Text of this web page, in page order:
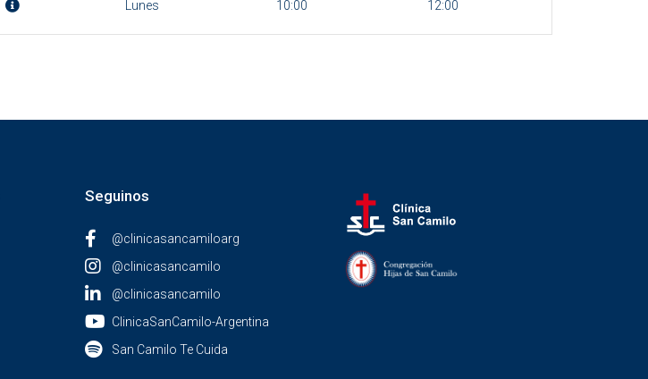
Lunes 10:00 12:00
Seguinos
@clinicasancamiloarg
@clinicasancamilo
@clinicasancamilo
ClinicaSanCamilo-Argentina
San Camilo Te Cuida